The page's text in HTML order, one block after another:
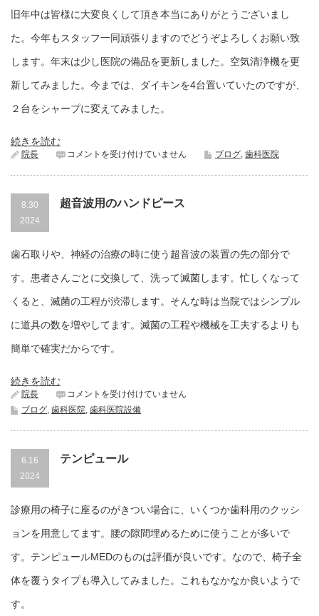
旧年中は皆様に大変良くして頂き本当にありがとうございまし
た。今年もスタッフ一同頑張りますのでどうぞよろしくお願い致
します。年末は少し医院の備品を更新しました。空気清浄機を更
新してみました。今までは、ダイキンを4台置いていたのですが、
２台をシャープに変えてみました。
続きを読む
院長
明
ま
て
と
ご
い
す。
コメントを受け付けていません ブログ, 歯科医院
8.30
2024
超音波用のハンドピース
歯石取りや、神経の治療の時に使う超音波の装置の先の部分で
す。患者さんごとに交換して、洗って滅菌します。忙しくなって
くると、滅菌の工程が渋滞します。そんな時は当院ではシンプル
に道具の数を増やしてます。滅菌の工程や機械を工夫するよりも
簡単で確実だからです。
続きを読む
院長
超
音
用
ハ
ン
ス
コメントを受け付けていません
ブログ, 歯科医院, 歯科医院設備
6.16
2024
テンピュール
診療用の椅子に座るのがきつい場合に、いくつか歯科用のクッシ
ョンを用意してます。腰の隙間埋めるために使うことが多いで
す。テンピュールMEDのものは評価が良いです。なので、椅子全
体を覆うタイプも導入してみました。これもなかなか良いようで
す。